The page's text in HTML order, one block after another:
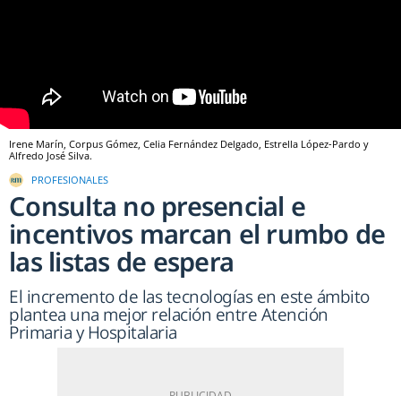
Irene Marín, Corpus Gómez, Celia Fernández Delgado, Estrella López-Pardo y
Alfredo José Silva.
PROFESIONALES
Consulta no presencial e
incentivos marcan el rumbo de
las listas de espera
El incremento de las tecnologías en este ámbito
plantea una mejor relación entre Atención
Primaria y Hospitalaria